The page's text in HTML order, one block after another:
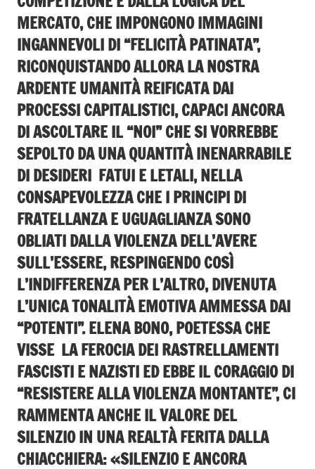
MERCATO, CHE IMPONGONO IMMAGINI
INGANNEVOLI DI “FELICITÀ PATINATA”,
RICONQUISTANDO ALLORA LA NOSTRA
ARDENTE UMANITÀ REIFICATA DAI
PROCESSI CAPITALISTICI, CAPACI ANCORA
DI ASCOLTARE IL “NOI” CHE SI VORREBBE
SEPOLTO DA UNA QUANTITÀ INENARRABILE
DI DESIDERI FATUI E LETALI, NELLA
CONSAPEVOLEZZA CHE I PRINCIPI DI
FRATELLANZA E UGUAGLIANZA SONO
OBLIATI DALLA VIOLENZA DELL’AVERE
SULL’ESSERE, RESPINGENDO COSÌ
L’INDIFFERENZA PER L’ALTRO, DIVENUTA
L’UNICA TONALITÀ EMOTIVA AMMESSA DAI
“POTENTI”. ELENA BONO, POETESSA CHE
VISSE LA FEROCIA DEI RASTRELLAMENTI
FASCISTI E NAZISTI ED EBBE IL CORAGGIO DI
“RESISTERE ALLA VIOLENZA MONTANTE”, CI
RAMMENTA ANCHE IL VALORE DEL
SILENZIO IN UNA REALTÀ FERITA DALLA
CHIACCHIERA: «SILENZIO E ANCORA